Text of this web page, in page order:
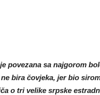
povezana sa najgorom
bira čovjeka, jer bio
o tri velike srpske